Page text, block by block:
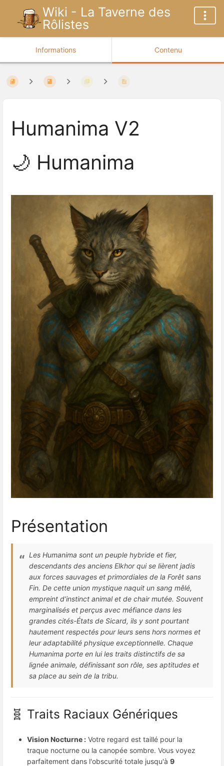
Wiki - La Taverne des
Rôlistes
Informations Contenu
Humanima V2
🌙 Humanima
Présentation
Les Humanima sont un peuple hybride et fier,
descendants des anciens Elkhor qui se lièrent jadis
aux forces sauvages et primordiales de la Forêt sans
Fin. De cette union mystique naquit un sang mêlé,
empreint d’instinct animal et de chair mutée. Souvent
marginalisés et perçus avec méfiance dans les
grandes cités-États de Sicard, ils y sont pourtant
hautement respectés pour leurs sens hors normes et
leur adaptabilité physique exceptionnelle. Chaque
Humanima porte en lui les traits distinctifs de sa
lignée animale, définissant son rôle, ses aptitudes et
sa place au sein de la tribu.
🧬 Traits Raciaux Génériques
Vision Nocturne : Votre regard est taillé pour la
traque nocturne ou la canopée sombre. Vous voyez
parfaitement dans l'obscurité totale jusqu'à 9